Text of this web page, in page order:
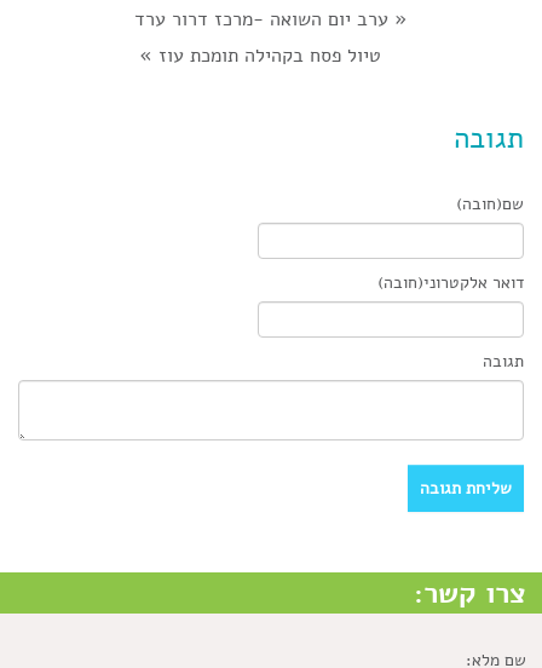
« ערב יום השואה -מרכז דרור ערד
טיול פסח בקהילה תומכת עוז»
תגובה
שם(חובה)
דואר אלקטרוני(חובה)
תגובה
צרו קשר:
שם מלא: